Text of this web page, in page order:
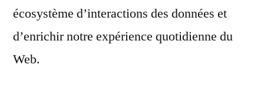
écosystème d’interactions des données et
d’enrichir notre expérience quotidienne du
Web.